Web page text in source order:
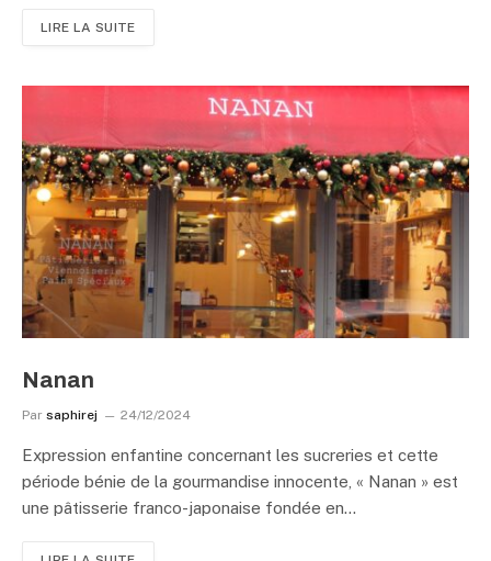
LIRE LA SUITE
Nanan
Par saphirej 24/12/2024
Expression enfantine concernant les sucreries et cette
période bénie de la gourmandise innocente, « Nanan » est
une pâtisserie franco-japonaise fondée en…